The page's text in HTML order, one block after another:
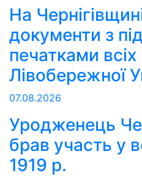
На
документи з
печатками всіх
Лівобережної
07.08.2026
Уродженець
брав участь у
1919 р.